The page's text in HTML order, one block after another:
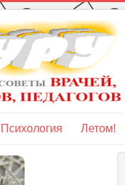
Психология Летом!